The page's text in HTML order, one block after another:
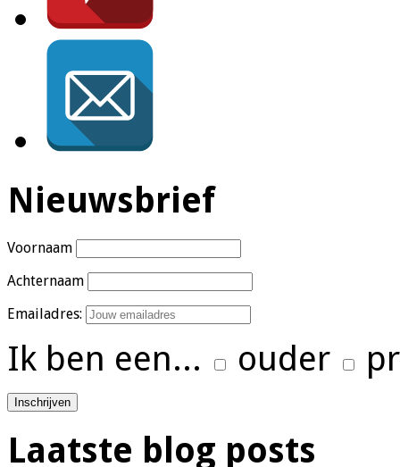
Nieuwsbrief
Voornaam
Achternaam
Emailadres:
Ik ben een... ouder
Laatste blog posts